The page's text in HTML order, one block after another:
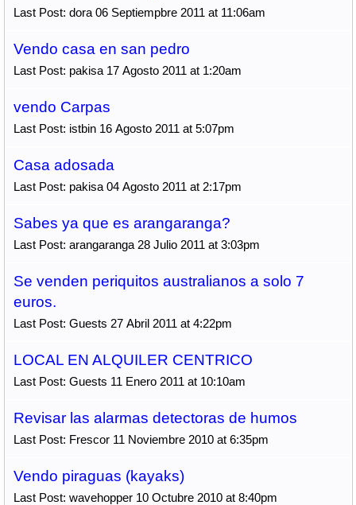
Last Post: dora 06 Septiempbre 2011 at 11:06am
Vendo casa en san pedro
Last Post: pakisa 17 Agosto 2011 at 1:20am
vendo Carpas
Last Post: istbin 16 Agosto 2011 at 5:07pm
Casa adosada
Last Post: pakisa 04 Agosto 2011 at 2:17pm
Sabes ya que es arangaranga?
Last Post: arangaranga 28 Julio 2011 at 3:03pm
Se venden periquitos australianos a solo 7
euros.
Last Post: Guests 27 Abril 2011 at 4:22pm
LOCAL EN ALQUILER CENTRICO
Last Post: Guests 11 Enero 2011 at 10:10am
Revisar las alarmas detectoras de humos
Last Post: Frescor 11 Noviembre 2010 at 6:35pm
Vendo piraguas (kayaks)
Last Post: wavehopper 10 Octubre 2010 at 8:40pm